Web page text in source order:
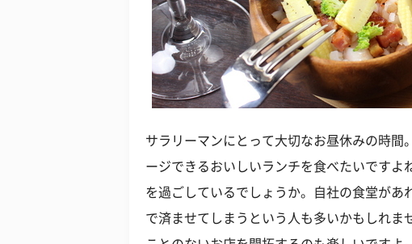
サラリーマンにとって大切なお昼休みの時間
ージできるおいしいランチを食べたいですよ
を過ごしているでしょうか。自社の食堂があ
で済ませてしまうという人も多いかもしれま